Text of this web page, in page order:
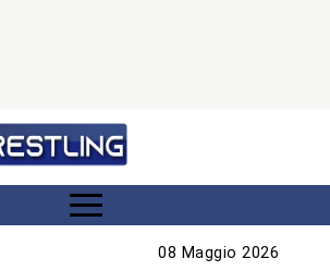
08 Maggio 2026